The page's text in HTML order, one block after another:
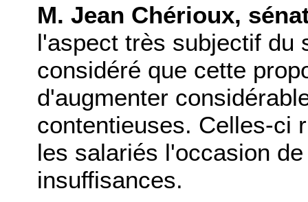
M. Jean Chérioux,
l'aspect très subjectif du
considéré que cette
d'augmenter
contentieuses. Celles-ci
les salariés l'occasion
insuffisances.